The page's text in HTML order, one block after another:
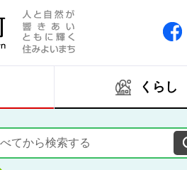
くらし